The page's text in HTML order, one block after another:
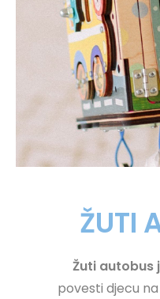
ŽUTI
Žuti autobus
povesti djecu